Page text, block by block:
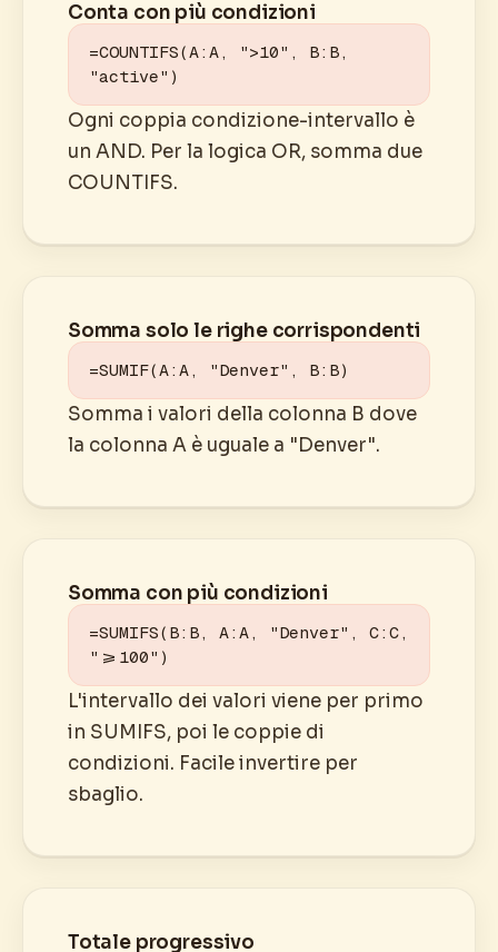
Conta con più condizioni
=COUNTIFS(A:A, ">10", B:B,
"active")
Ogni coppia condizione-intervallo è
un AND. Per la logica OR, somma due
COUNTIFS.
Somma solo le righe corrispondenti
=SUMIF(A:A, "Denver", B:B)
Somma i valori della colonna B dove
la colonna A è uguale a "Denver".
Somma con più condizioni
=SUMIFS(B:B, A:A, "Denver", C:C,
">=100")
L'intervallo dei valori viene per primo
in SUMIFS, poi le coppie di
condizioni. Facile invertire per
sbaglio.
Totale progressivo